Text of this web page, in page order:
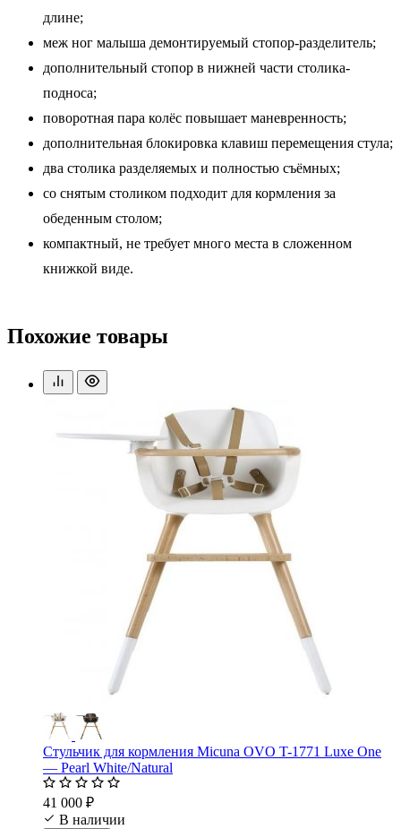
длине;
меж ног малыша демонтируемый стопор-разделитель;
дополнительный стопор в нижней части столика-
подноса;
поворотная пара колёс повышает маневренность;
дополнительная блокировка клавиш перемещения стула;
два столика разделяемых и полностью съёмных;
со снятым столиком подходит для кормления за
обеденным столом;
компактный, не требует много места в сложенном
книжкой виде.
Похожие товары
Стульчик для кормления Micuna OVO T-1771 Luxe One
— Pearl White/Natural
41 000 ₽
В наличии